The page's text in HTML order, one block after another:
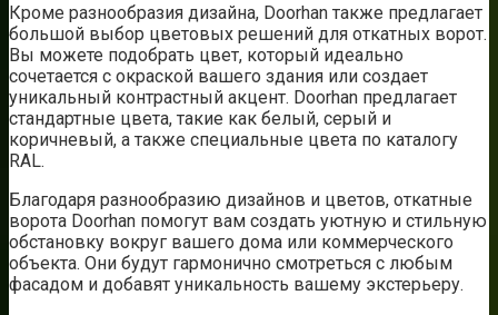
Кроме разнообразия дизайна, Doorhan также предлагает
большой выбор цветовых решений для откатных ворот.
Вы можете подобрать цвет, который идеально
сочетается с окраской вашего здания или создает
уникальный контрастный акцент. Doorhan предлагает
стандартные цвета, такие как белый, серый и
коричневый, а также специальные цвета по каталогу
RAL.
Благодаря разнообразию дизайнов и цветов, откатные
ворота Doorhan помогут вам создать уютную и стильную
обстановку вокруг вашего дома или коммерческого
объекта. Они будут гармонично смотреться с любым
фасадом и добавят уникальность вашему экстерьеру.